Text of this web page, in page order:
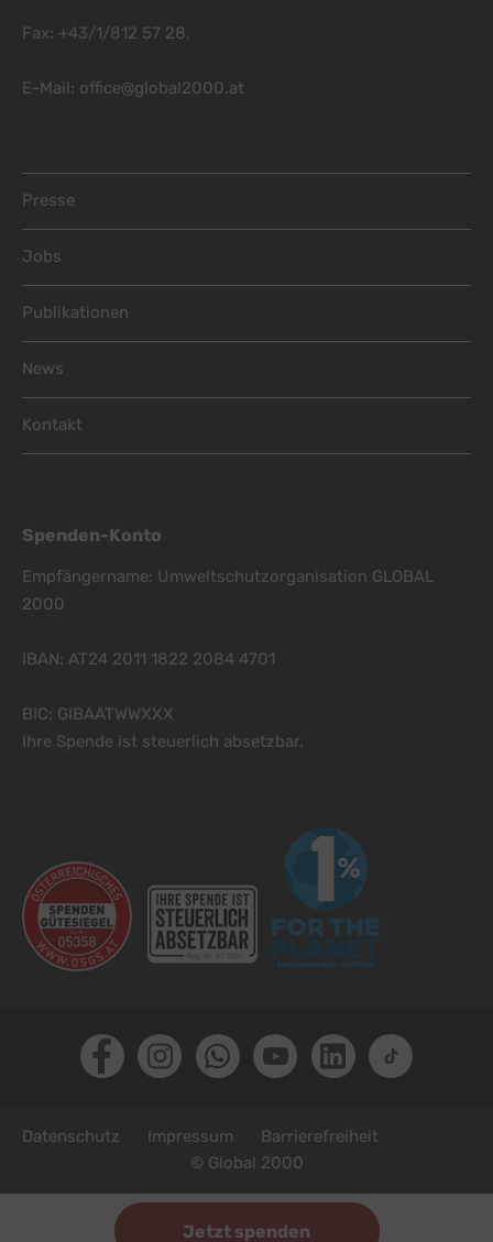
Jetzt spenden
Fax: +43/1/812 57 28,
E-Mail: office@global2000.at
Presse
Jobs
Publikationen
News
Kontakt
Spenden-Konto
Empfängername: Umweltschutzorganisation GLOBAL
2000
IBAN: AT24 2011 1822 2084 4701
BIC: GIBAATWWXXX
Ihre Spende ist steuerlich absetzbar.
Datenschutz Impressum
Barrierefreiheit
© Global 2000